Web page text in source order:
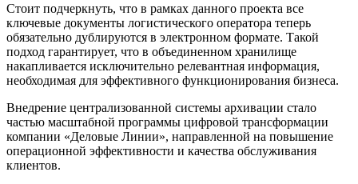
Стоит подчеркнуть, что в рамках данного проекта все
ключевые документы логистического оператора теперь
обязательно дублируются в электронном формате. Такой
подход гарантирует, что в объединенном хранилище
накапливается исключительно релевантная информация,
необходимая для эффективного функционирования бизнеса.
Внедрение централизованной системы архивации стало
частью масштабной программы цифровой трансформации
компании «Деловые Линии», направленной на повышение
операционной эффективности и качества обслуживания
клиентов.